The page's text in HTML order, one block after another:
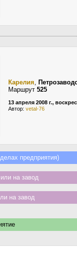
Карелия,
Маршрут 525
13 апреля 2008 г.,
Автор: vetal-76
предприятия)
на завод
на завод